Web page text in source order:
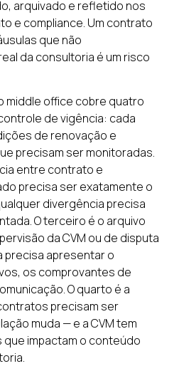
arquivado e refletido nos
e compliance. Um contrato
que não
da consultoria é um risco
middle office cobre quatro
de vigência: cada
de renovação e
precisam ser monitoradas.
entre contrato e
precisa ser exatamente o
divergência precisa
O terceiro é o arquivo
da CVM ou de disputa
precisa apresentar o
os comprovantes de
O quarto é a
precisam ser
muda — e a CVM tem
impactam o conteúdo